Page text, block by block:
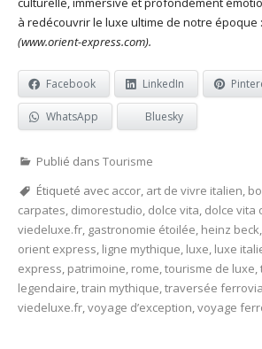
à redécouvrir le luxe ultime de notre époque
(www.orient-express.com).
Facebook LinkedIn
WhatsApp Bluesky
Publié dans Tourisme
Étiqueté avec accor, art de vivre italien,
carpates, dimorestudio, dolce vita, dolce vita
viedeluxe.fr, gastronomie étoilée, heinz beck,
orient express, ligne mythique, luxe, luxe
express, patrimoine, rome,tourisme de luxe,
legendaire,train mythique,traversée
viedeluxe.fr,voyage d’exception,voyage